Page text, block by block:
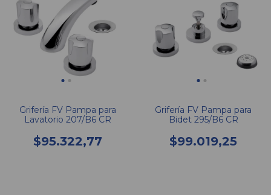
Grifería FV Pampa para
Lavatorio 207/B6 CR
$95.322,77
Grifería FV Pampa para
Bidet 295/B6 CR
$99.019,25